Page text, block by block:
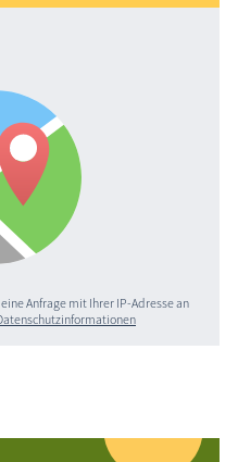
Anfrage mit Ihrer IP-Adresse an